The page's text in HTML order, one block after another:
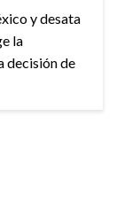
y desata
la
decisión de